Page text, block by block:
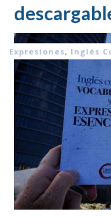
Expresiones, Inglés